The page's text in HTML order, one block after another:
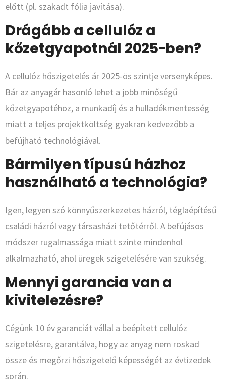
előtt (pl. szakadt fólia javítása).
Drágább a cellulóz a
kőzetgyapotnál 2025-ben?
A cellulóz hőszigetelés ár 2025-ös szintje versenyképes.
Bár az anyagár hasonló lehet a jobb minőségű
kőzetgyapotéhoz, a munkadíj és a hulladékmentesség
miatt a teljes projektköltség gyakran kedvezőbb a
befújható technológiával.
Bármilyen típusú házhoz
használható a technológia?
Igen, legyen szó könnyűszerkezetes házról, téglaépítésű
családi házról vagy társasházi tetőtérről. A befújásos
módszer rugalmassága miatt szinte mindenhol
alkalmazható, ahol üregek szigetelésére van szükség.
Mennyi garancia van a
kivitelezésre?
Cégünk 10 év garanciát vállal a beépített cellulóz
szigetelésre, garantálva, hogy az anyag nem roskad
össze és megőrzi hőszigetelő képességét az évtizedek
során.